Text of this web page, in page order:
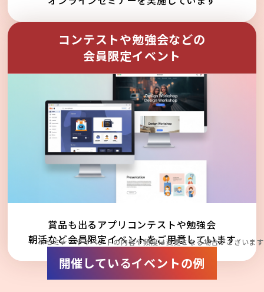
コンテストや勉強会などの
会員限定イベント
賞品も出るアプリコンテストや勉強会
朝活など会員限定イベントをご用意しています
※セミナーやイベントの内容や頻度は変更となる場合がございます
開催しているイベントの例